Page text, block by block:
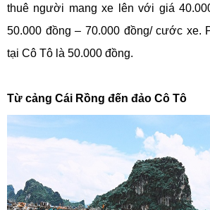
thuê người mang xe lên với giá
50.000 đồng – 70.000 đồng/ cước xe.
tại Cô Tô là 50.000 đồng.
Từ cảng Cái Rồng đến đảo Cô Tô